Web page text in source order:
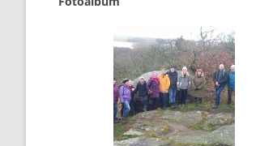
navigation